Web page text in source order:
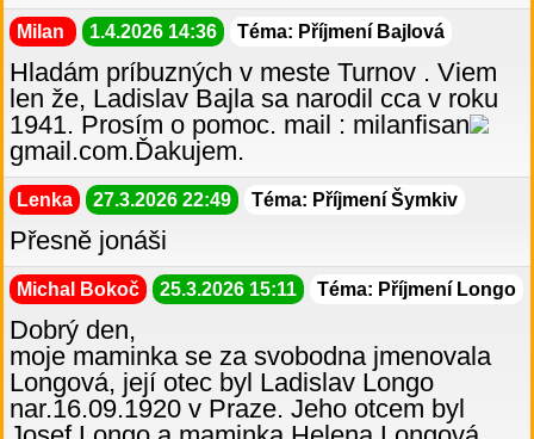
Milan 1.4.2026 14:36 Téma: Příjmení Bajlová
Hladám príbuzných v meste Turnov . Viem
len že, Ladislav Bajla sa narodil cca v roku
1941. Prosím o pomoc. mail : milanfisan
gmail.com.Ďakujem.
Lenka 27.3.2026 22:49 Téma: Příjmení Šymkiv
Přesně jonáši
Michal Bokoč 25.3.2026 15:11 Téma: Příjmení Longo
Dobrý den,
moje maminka se za svobodna jmenovala
Longová, její otec byl Ladislav Longo
nar.16.09.1920 v Praze. Jeho otcem byl